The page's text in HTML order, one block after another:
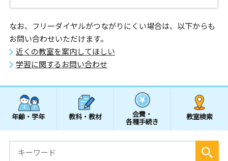
なお、フリーダイヤルがつながりにくい場合は、以下からも
お問い合わせいただけます。
近くの教室を案内してほしい
学習に関するお問い合わせ
年齢・学年 教科・教材 会費・
各種手続き
教室検索